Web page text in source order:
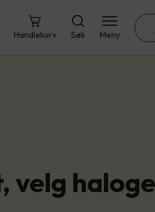
Handlekurv Søk Meny
velg